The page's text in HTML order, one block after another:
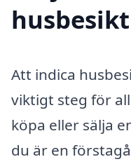
Att indica
viktigt steg för
köpa eller sälja
du är en